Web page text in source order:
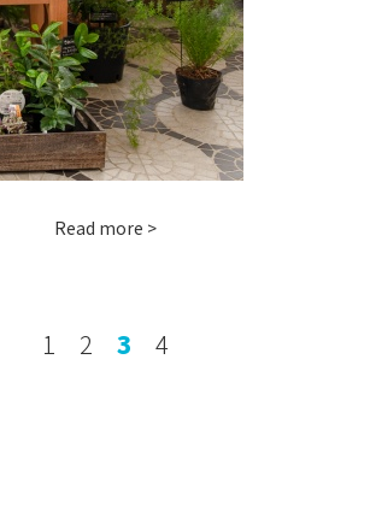
Read more >
1 2 3 4